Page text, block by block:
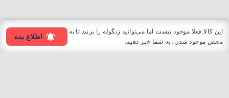
این کالا فعلا موجود نیست اما می‌توانید زنگوله را بزنید تا به
محض موجود شدن، به شما خبر دهیم.
اطلاع بده